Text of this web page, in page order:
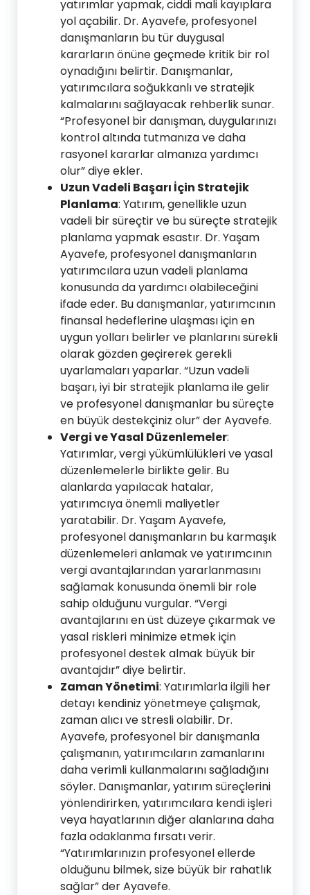
yatırımlar yapmak, ciddi mali kayıplara
yol açabilir. Dr. Ayavefe, profesyonel
danışmanların bu tür duygusal
kararların önüne geçmede kritik bir rol
oynadığını belirtir. Danışmanlar,
yatırımcılara soğukkanlı ve stratejik
kalmalarını sağlayacak rehberlik sunar.
“Profesyonel bir danışman, duygularınızı
kontrol altında tutmanıza ve daha
rasyonel kararlar almanıza yardımcı
olur” diye ekler.
Uzun Vadeli Başarı İçin Stratejik
Planlama: Yatırım, genellikle uzun
vadeli bir süreçtir ve bu süreçte stratejik
planlama yapmak esastır. Dr. Yaşam
Ayavefe, profesyonel danışmanların
yatırımcılara uzun vadeli planlama
konusunda da yardımcı olabileceğini
ifade eder. Bu danışmanlar, yatırımcının
finansal hedeflerine ulaşması için en
uygun yolları belirler ve planlarını sürekli
olarak gözden geçirerek gerekli
uyarlamaları yaparlar. “Uzun vadeli
başarı, iyi bir stratejik planlama ile gelir
ve profesyonel danışmanlar bu süreçte
en büyük destekçiniz olur” der Ayavefe.
Vergi ve Yasal Düzenlemeler:
Yatırımlar, vergi yükümlülükleri ve yasal
düzenlemelerle birlikte gelir. Bu
alanlarda yapılacak hatalar,
yatırımcıya önemli maliyetler
yaratabilir. Dr. Yaşam Ayavefe,
profesyonel danışmanların bu karmaşık
düzenlemeleri anlamak ve yatırımcının
vergi avantajlarından yararlanmasını
sağlamak konusunda önemli bir role
sahip olduğunu vurgular. “Vergi
avantajlarını en üst düzeye çıkarmak ve
yasal riskleri minimize etmek için
profesyonel destek almak büyük bir
avantajdır” diye belirtir.
Zaman Yönetimi: Yatırımlarla ilgili her
detayı kendiniz yönetmeye çalışmak,
zaman alıcı ve stresli olabilir. Dr.
Ayavefe, profesyonel bir danışmanla
çalışmanın, yatırımcıların zamanlarını
daha verimli kullanmalarını sağladığını
söyler. Danışmanlar, yatırım süreçlerini
yönlendirirken, yatırımcılara kendi işleri
veya hayatlarının diğer alanlarına daha
fazla odaklanma fırsatı verir.
“Yatırımlarınızın profesyonel ellerde
olduğunu bilmek, size büyük bir rahatlık
sağlar” der Ayavefe.